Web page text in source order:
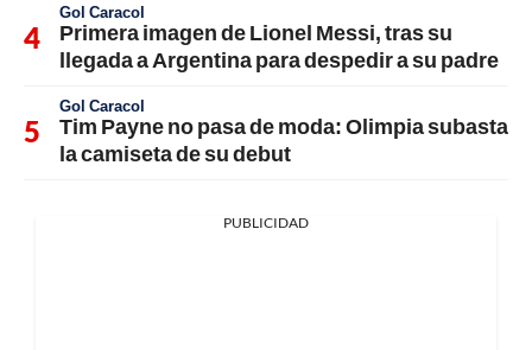
Gol Caracol
Primera imagen de Lionel Messi, tras su
llegada a Argentina para despedir a su padre
Gol Caracol
Tim Payne no pasa de moda: Olimpia subasta
la camiseta de su debut
PUBLICIDAD